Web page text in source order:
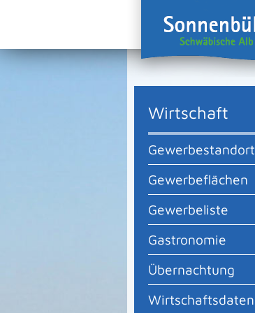
Wirtschaft
Gewerbestandort
Gewerbeflächen
Gewerbeliste
Gastronomie
Übernachtung
Wirtschaftsdaten